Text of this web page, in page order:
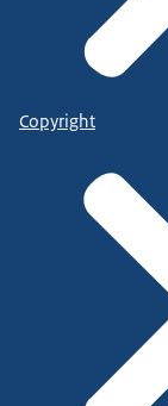
Copyright